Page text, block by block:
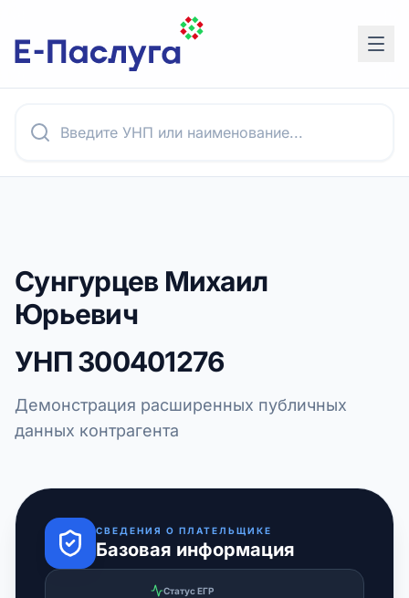
Сунгурцев Михаил
Юрьевич
УНП300401276
Демонстрация расширенных публичных
данных контрагента
СВЕДЕНИЯ О ПЛАТЕЛЬЩИКЕ
Базовая информация
Статус ЕГР